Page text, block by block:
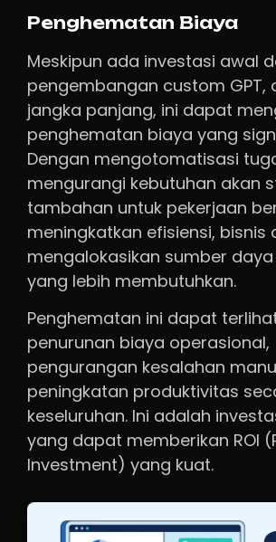
Penghematan Biaya
Meskipun ada investasi awal
pengembangan custom GPT,
jangka panjang, ini dapat
penghematan biaya yang
Dengan mengotomatisasi
mengurangi kebutuhan akan
tambahan untuk pekerjaan
meningkatkan efisiensi, bisnis
mengalokasikan sumber
yang lebih membutuhkan.
Penghematan ini dapat
penurunan biaya operasional,
pengurangan kesalahan
peningkatan produktivitas
keseluruhan. Ini adalah
yang dapat memberikan ROI
Investment) yang kuat.